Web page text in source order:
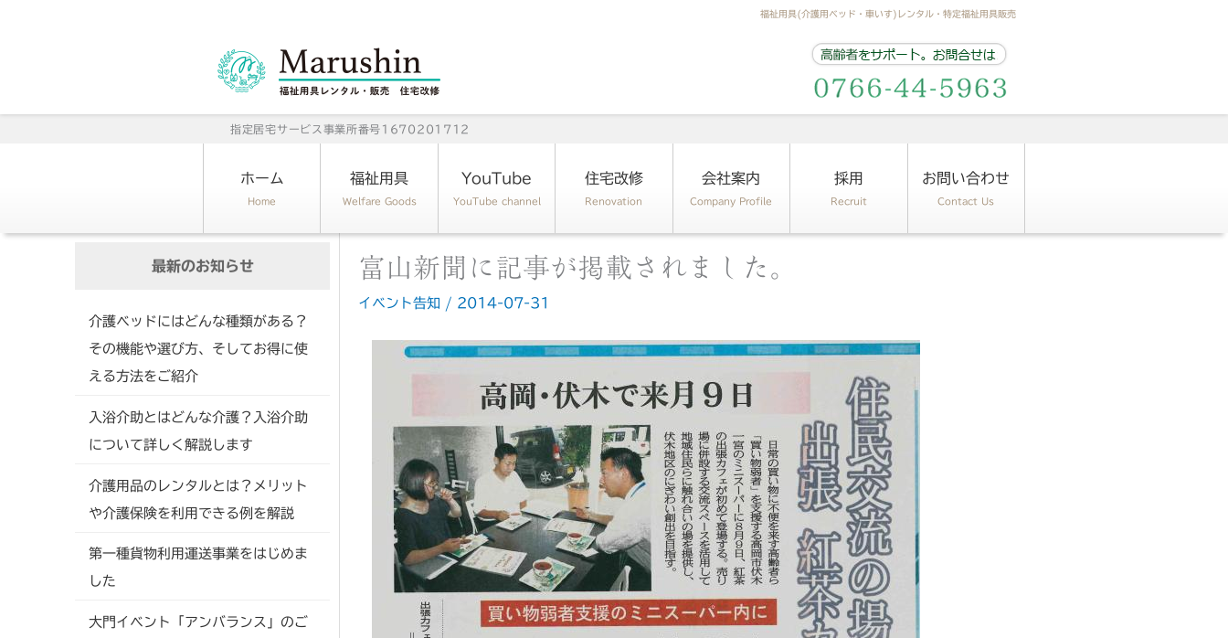
福祉用具(介護用ベッド・車いす)レンタル・特定福祉用具販売
指定居宅サービス事業所番号1670201712
ホーム
Home
福祉用具
Welfare Goods
YouTube
YouTube channel
住宅改修
Renovation
会社案内
Company Profile
採用
Recruit
お問い合わせ
Contact Us
最新のお知らせ
介護ベッドにはどんな種類がある？
その機能や選び方、そしてお得に使
える方法をご紹介
入浴介助とはどんな介護？入浴介助
について詳しく解説します
介護用品のレンタルとは？メリット
や介護保険を利用できる例を解説
第一種貨物利用運送事業をはじめま
した
大門イベント「アンバランス」のご
富山新聞に記事が掲載されました。
イベント告知 / 2014-07-31